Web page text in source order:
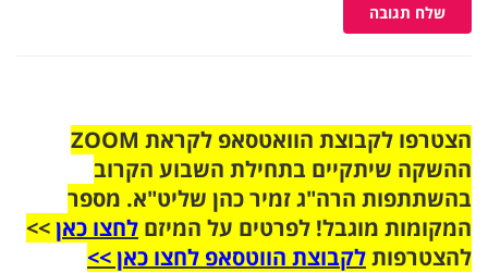
שלח תגובה
הצטרפו לקבוצת הוואטסאפ לקראת ZOOM
ההשקה שיתקיים בתחילת השבוע הקרוב
בהשתתפות הרה"ג זמיר כהן שליט"א. מספר
המקומות מוגבל! לפרטים על המיזם לחצו כאן>>
להצטרפותלקבוצת הווטסאפ לחצו כאן >>